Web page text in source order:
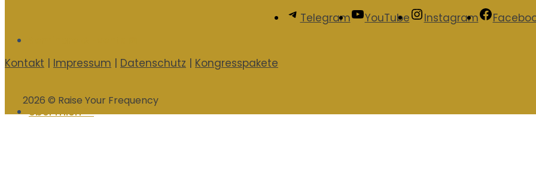
Über mich 🐾
Telegram YouTube Instagram
Kontakt | Impressum | Datenschutz | Kongresspakete
2026 © Raise Your Frequency